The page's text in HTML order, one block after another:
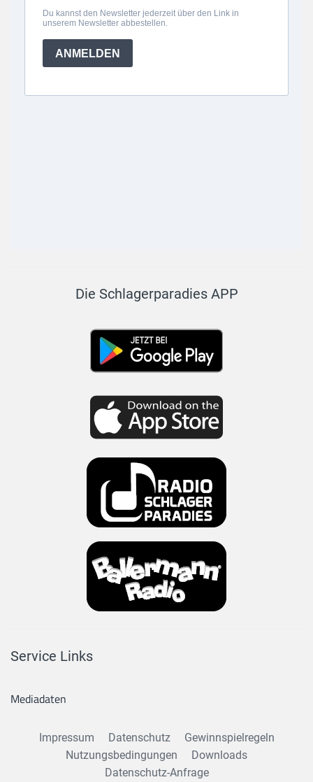
Die Schlagerparadies APP
Service Links
Mediadaten
Impressum Datenschutz
Gewinnspielregeln
Nutzungsbedingungen
Downloads
Datenschutz-Anfrage